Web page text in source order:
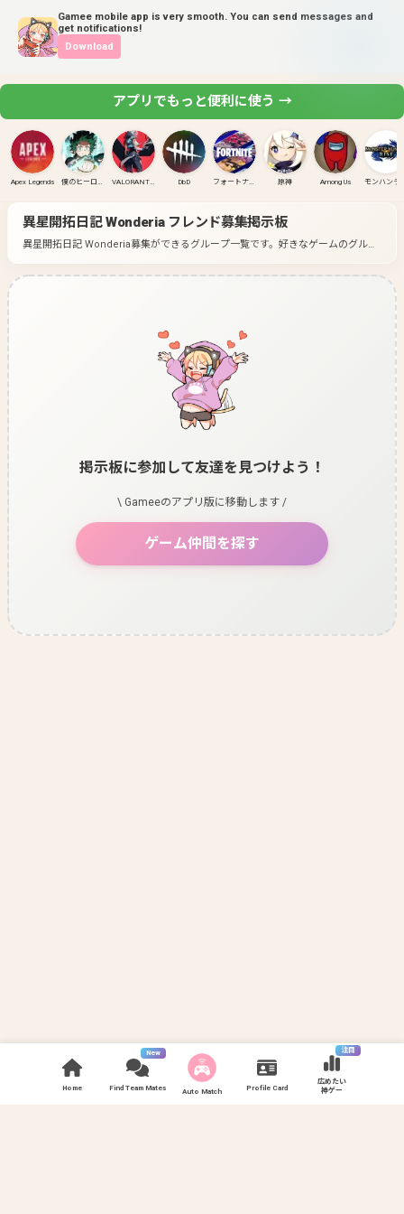
Gamee mobile app is very smooth. You can send messages and
get notifications!
Download
Home
New
Find Team Mates Auto Match Profile Card
注目
広めたい
神ゲー
アプリでもっと便利に使う →
Apex Legends 僕のヒーローアカデミア ULTRA RUMBLE VALORANT(PC) DbD フォートナイト 原神 Among Us
異星開拓日記 Wonderiaフレンド募集掲示板
異星開拓日記 Wonderia募集ができるグループ一覧です。 好きなゲームのグルー
掲示板に参加して友達を見つけよう！
\ Gameeのアプリ版に移動します /
ゲーム仲間を探す